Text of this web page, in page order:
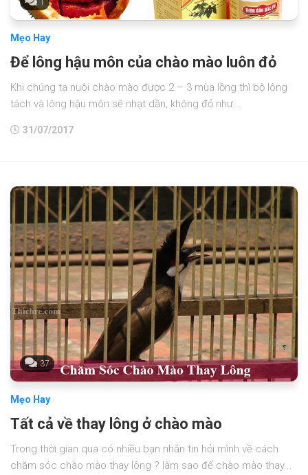
1
Mẹo Hay
Để lông hậu môn của chào mào luôn đỏ
Khi chúng ta nuôi chào mào được 2 – 3 mùa lồng thì bộ lông
tách và lông hậu môn sẽ nhạt dần, không đỏ như...
31/07/2017
37
Mẹo Hay
Tất cả về thay lông ở chào mào
Trong thời gian qua có nhiều bạn nhắn tin hỏi mình về cách
chăm sóc chào mào thay lông ? làm sao để chào mào thay...